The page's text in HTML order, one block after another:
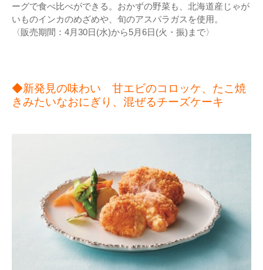
ーグで食べ比べができる。おかずの野菜も、北海道産じゃが
いものインカのめざめや、旬のアスパラガスを使用。
〈販売期間：4月30日(水)から5月6日(火・振)まで〉
◆新発見の味わい 甘エビのコロッケ、たこ焼
きみたいなおにぎり、混ぜるチーズケーキ